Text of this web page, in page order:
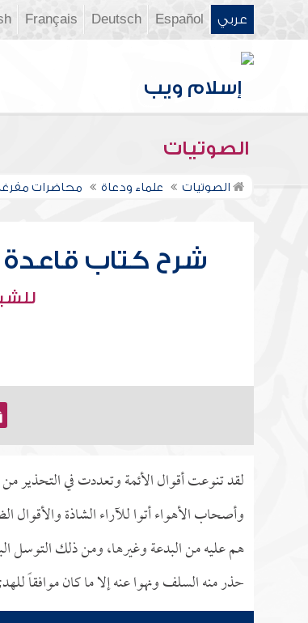
عربي Español
Deutsch
Français
الصوتيات
الصوتيات علماء ودعاة محاضرات
شرح كتاب قاعدة
لقد تنوعت أقوال الأئمة وتعددت في التحذير من
وأصحاب الأهواء أتوا للآراء الشاذة والأقوال
هم عليه من البدعة وغيرها، ومن ذلك التوسل
حذر منه السلف ونهوا عنه إلا ما كان موافقاً